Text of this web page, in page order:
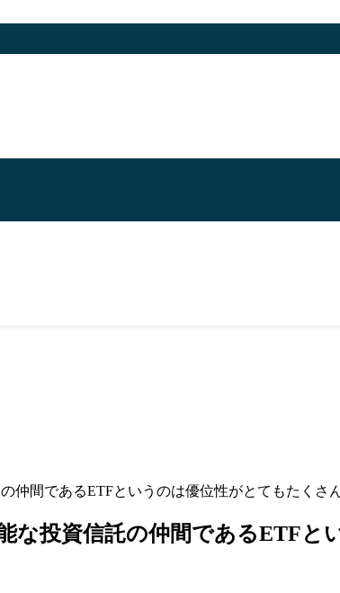
仲間であるETFというのは優位性がとてもたくさ
な投資信託の仲間であるETF